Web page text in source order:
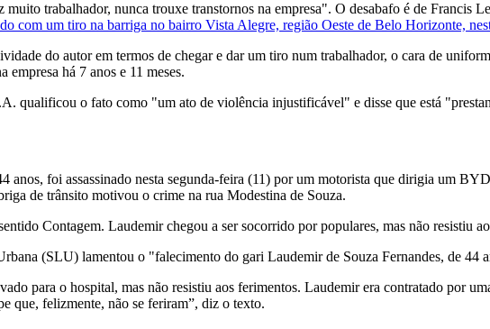
muito trabalhador, nunca trouxe transtornos na empresa". O desabafo é de Francis
com um tiro na barriga no bairro Vista Alegre, região Oeste de Belo Horizonte,
do autor em termos de chegar e dar um tiro num trabalhador, o cara de
há 7 anos e 11 meses.
qualificou o fato como "um ato de violência injustificável" e disse que está
anos, foi assassinado nesta segunda-feira (11) por um motorista que dirigia um
de trânsito motivou o crime na rua Modestina de Souza.
Contagem. Laudemir chegou a ser socorrido por populares, mas não resistiu
(SLU) lamentou o "falecimento do gari Laudemir de Souza Fernandes, de 44
para o hospital, mas não resistiu aos ferimentos. Laudemir era contratado por
que, felizmente, não se feriram”, diz o texto.